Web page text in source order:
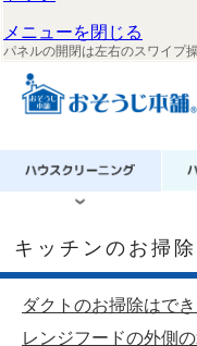
メニューを閉じる
パネルの開閉は左右のスワイプ
キッチンのお掃
ダクトのお掃除はで
レンジフードの外側